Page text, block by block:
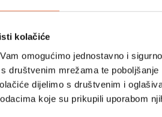
kolačiće
omogućimo jednostavno i
društvenim mrežama te
dijelimo s društvenim i
koje su prikupili uporabom